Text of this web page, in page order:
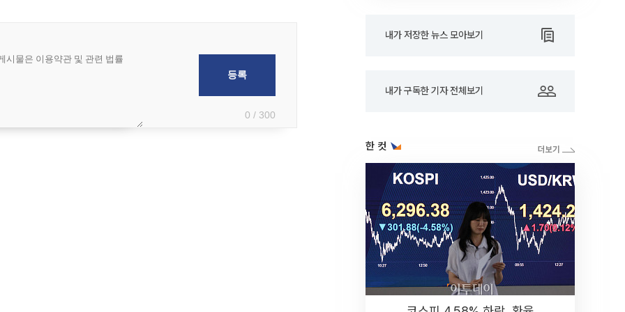
0 / 300
내가 저장한 뉴스 모아보기
내가 구독한 기자 전체보기
한 컷